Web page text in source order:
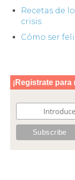
Recetas de
crisis
Cómo ser